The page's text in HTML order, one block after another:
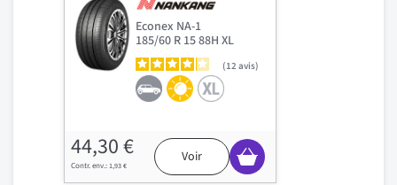
Econex NA-1
185/60 R 15 88H XL
12avis
44,30 €
1,93 €
Voir